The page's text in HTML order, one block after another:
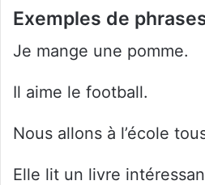
Exemples de
Je mange une pomme.
Il aime le football.
Nous allons à l’école
Elle lit un livre